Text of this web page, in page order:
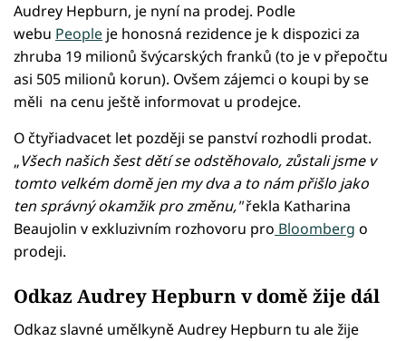
Audrey Hepburn, je nyní na prodej. Podle
webu People je honosná rezidence je k dispozici za
zhruba 19 milionů švýcarských franků (to je v přepočtu
asi 505 milionů korun). Ovšem zájemci o koupi by se
měli na cenu ještě informovat u prodejce.
O čtyřiadvacet let později se panství rozhodli prodat.
„Všech našich šest dětí se odstěhovalo, zůstali jsme v
tomto velkém domě jen my dva a to nám přišlo jako
ten správný okamžik pro změnu,"řekla Katharina
Beaujolin v exkluzivním rozhovoru pro Bloomberg o
prodeji.
Odkaz Audrey Hepburn v domě žije dál
Odkaz slavné umělkyně Audrey Hepburn tu ale žije